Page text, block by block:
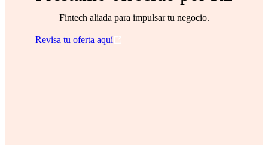
Fintech aliada para impulsar tu negocio​.
Revisa tu oferta aquí